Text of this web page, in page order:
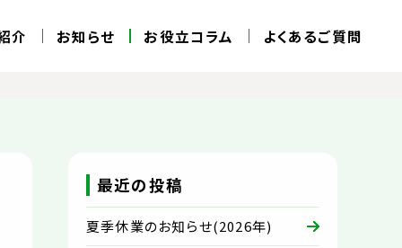
介 お知らせ お役立コラム よくあるご質問
最近の投稿
夏季休業のお知らせ(2026年)